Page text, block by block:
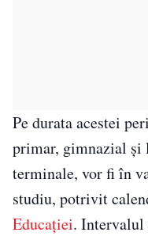
Pe durata acestei
primar, gimnazial și
terminale, vor fi în
studiu, potrivit
Educației. Intervalul